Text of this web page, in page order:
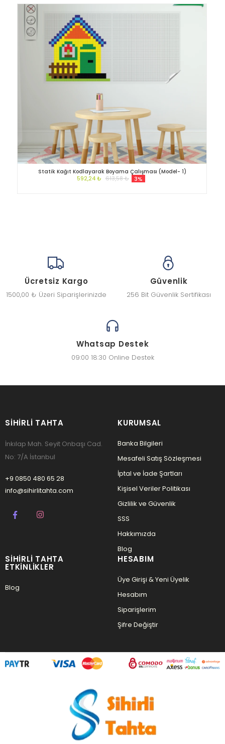
Statik Kağıt Kodlayarak Boyama Çalışması (Model- 1)
592,24 ₺ 613,58 ₺ 3%
Ücretsiz Kargo
1500,00 ₺ Üzeri Siparişlerinizde
Güvenlik
256 Bit Güvenlik Sertifikası
Whatsap Destek
09:00 18:30 Online Destek
SIHIRLI TAHTA
İnkılap Mah. Seyit Onbaşı Cad.
No: 7/A İstanbul
+9 0850 480 65 28
info@sihirlitahta.com
KURUMSAL
Banka Bilgileri
Mesafeli Satış Sözleşmesi
İptal ve İade Şartları
Kişisel Veriler Politikası
Gizlilik ve Güvenlik
SSS
Hakkımızda
Blog
SIHIRLI TAHTA
ETKINLIKLER
Blog
HESABIM
Üye Girişi & Yeni Üyelik
Hesabım
Siparişlerim
Şifre Değiştir